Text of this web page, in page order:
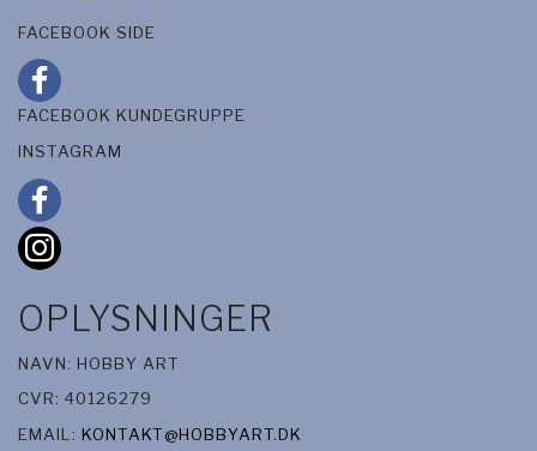
FACEBOOK SIDE
FACEBOOK KUNDEGRUPPE
INSTAGRAM
OPLYSNINGER
NAVN: HOBBY ART
CVR: 40126279
EMAIL: KONTAKT@HOBBYART.DK